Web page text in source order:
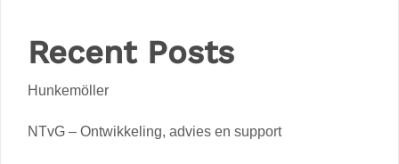
Recent Posts
Hunkemöller
NTvG – Ontwikkeling, advies en support